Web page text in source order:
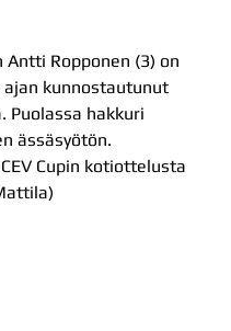
Antti Ropponen (3) on
ajan kunnostautunut
Puolassa hakkuri
ässäsyötön.
Cupin kotiottelusta